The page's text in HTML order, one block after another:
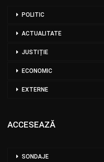
POLITIC
ACTUALITATE
JUSTIȚIE
ECONOMIC
EXTERNE
ACCESEAZĂ
SONDAJE